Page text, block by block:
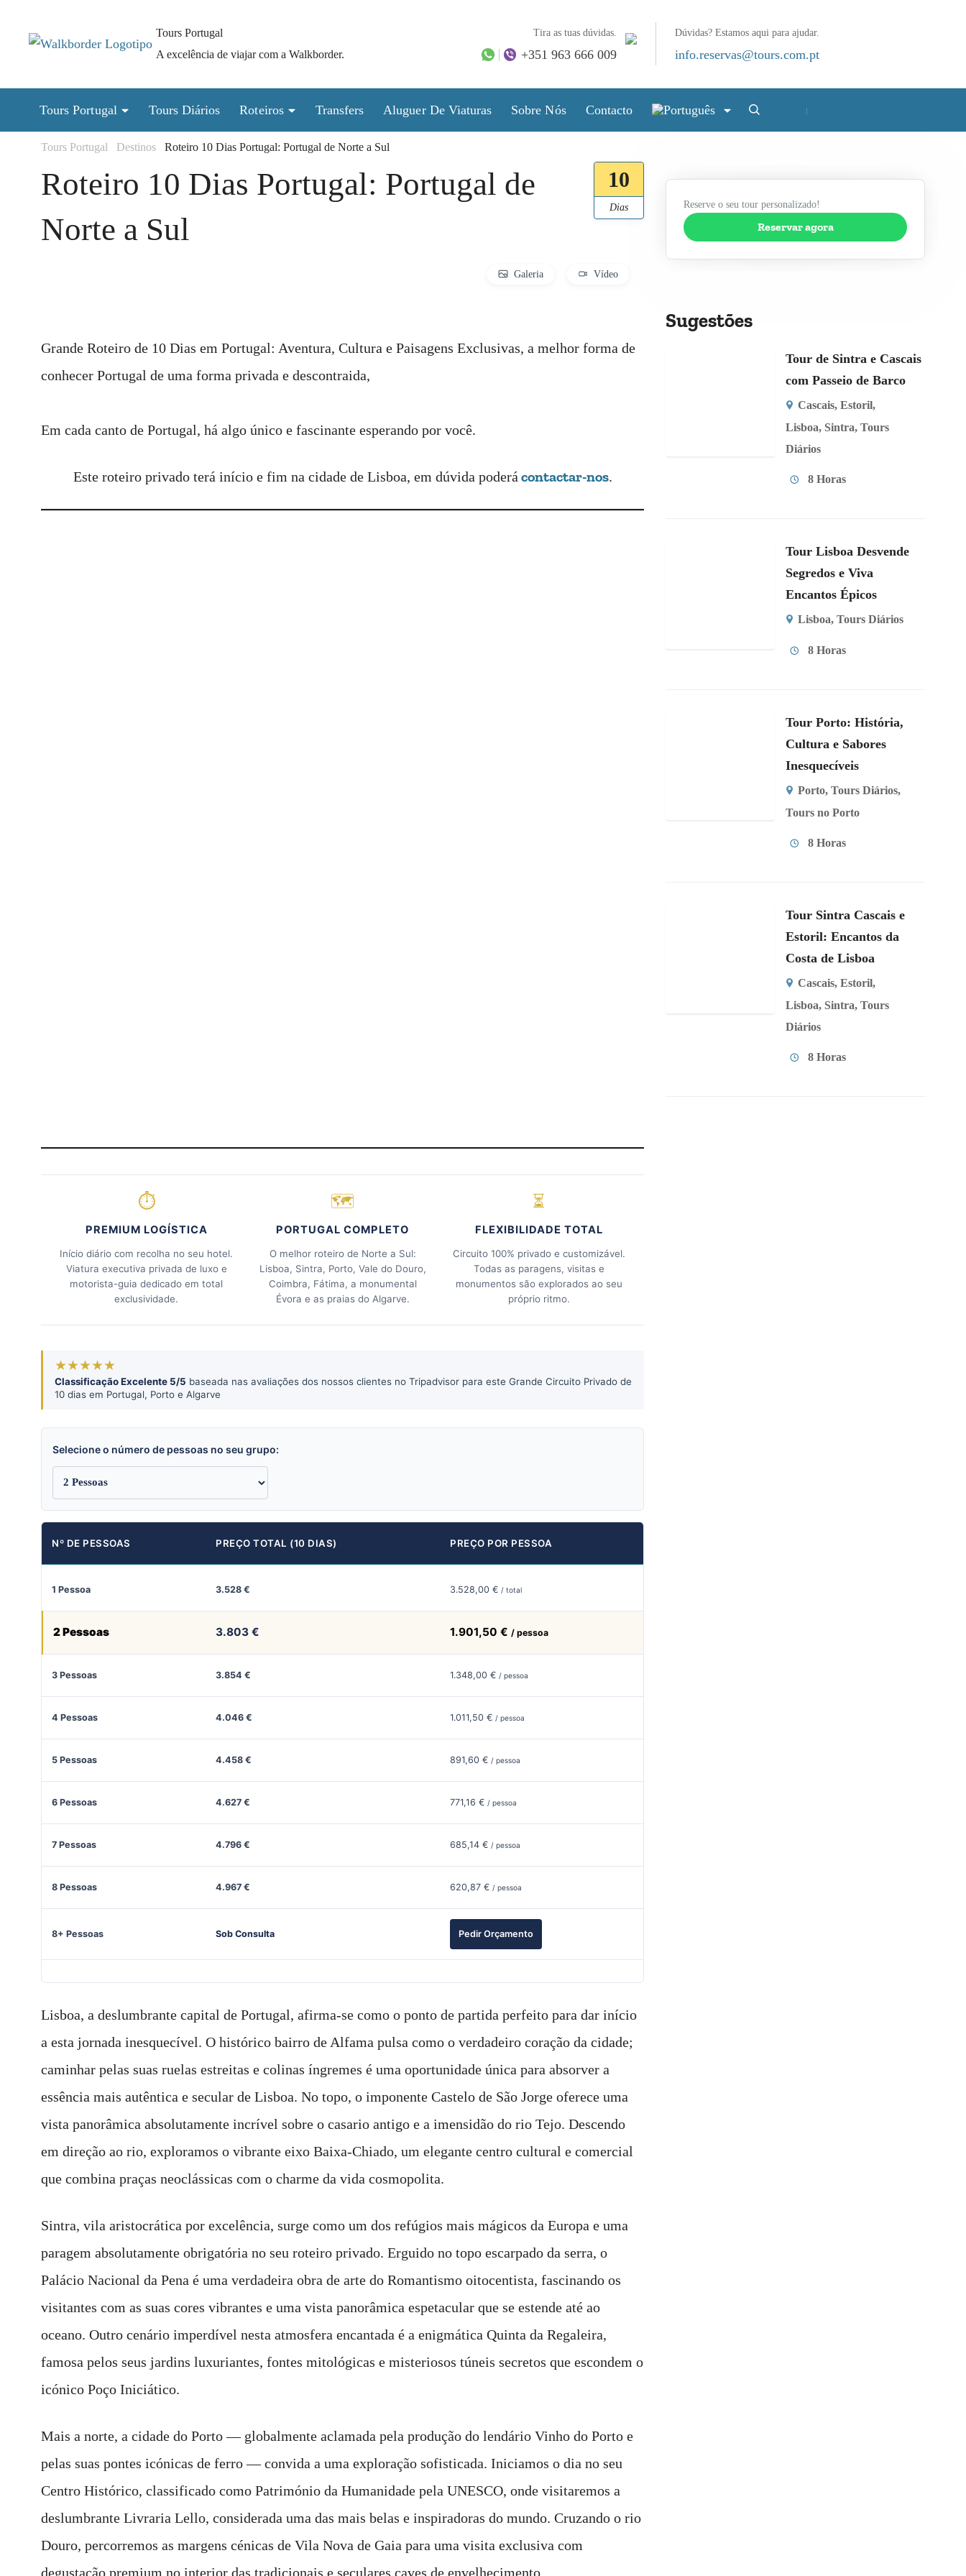
Tours Portugal
A excelência de viajar com a Walkborder.
Tira as tuas dúvidas.
+351 963 666 009
Dúvidas? Estamos aqui para ajudar.
info.reservas@tours.com.pt
Tours Portugal Tours Diários Roteiros Transfers Aluguer De Viaturas Sobre Nós Contacto
Tours Portugal Destinos Roteiro 10 Dias Portugal: Portugal de Norte a Sul
Roteiro 10 Dias Portugal: Portugal de
Norte a Sul
10
Dias
Galeria Vídeo
Grande Roteiro de 10 Dias em Portugal: Aventura, Cultura e Paisagens Exclusivas, a melhor forma de
conhecer Portugal de uma forma privada e descontraida,
Em cada canto de Portugal, há algo único e fascinante esperando por você.
Este roteiro privado terá início e fim na cidade de Lisboa, em dúvida poderá contactar-nos.
⏱
PREMIUM LOGÍSTICA
Início diário com recolha no seu hotel.
Viatura executiva privada de luxo e
motorista-guia dedicado em total
exclusividade.
🗺
PORTUGAL COMPLETO
O melhor roteiro de Norte a Sul:
Lisboa, Sintra, Porto, Vale do Douro,
Coimbra, Fátima, a monumental
Évora e as praias do Algarve.
⏳
FLEXIBILIDADE TOTAL
Circuito 100% privado e customizável.
Todas as paragens, visitas e
monumentos são explorados ao seu
próprio ritmo.
★★★★★
Classificação Excelente 5/5 baseada nas avaliações dos nossos clientes no Tripadvisor para este Grande Circuito Privado de
10 dias em Portugal, Porto e Algarve
Selecione o número de pessoas no seu grupo:
Nº DE PESSOAS PREÇO TOTAL (10 DIAS) PREÇO POR PESSOA
1 Pessoa 3.528 € 3.528,00 € / total
2 Pessoas 3.803 € 1.901,50 € / pessoa
3 Pessoas 3.854 € 1.348,00 € / pessoa
4 Pessoas 4.046 € 1.011,50 € / pessoa
5 Pessoas 4.458 € 891,60 € / pessoa
6 Pessoas 4.627 € 771,16 € / pessoa
7 Pessoas 4.796 € 685,14 € / pessoa
8 Pessoas 4.967 € 620,87 € / pessoa
8+ Pessoas Sob Consulta Pedir Orçamento
Lisboa, a deslumbrante capital de Portugal, afirma-se como o ponto de partida perfeito para dar início
a esta jornada inesquecível. O histórico bairro de Alfama pulsa como o verdadeiro coração da cidade;
caminhar pelas suas ruelas estreitas e colinas íngremes é uma oportunidade única para absorver a
essência mais autêntica e secular de Lisboa. No topo, o imponente Castelo de São Jorge oferece uma
vista panorâmica absolutamente incrível sobre o casario antigo e a imensidão do rio Tejo. Descendo
em direção ao rio, exploramos o vibrante eixo Baixa-Chiado, um elegante centro cultural e comercial
que combina praças neoclássicas com o charme da vida cosmopolita.
Sintra, vila aristocrática por excelência, surge como um dos refúgios mais mágicos da Europa e uma
paragem absolutamente obrigatória no seu roteiro privado. Erguido no topo escarpado da serra, o
Palácio Nacional da Pena é uma verdadeira obra de arte do Romantismo oitocentista, fascinando os
visitantes com as suas cores vibrantes e uma vista panorâmica espetacular que se estende até ao
oceano. Outro cenário imperdível nesta atmosfera encantada é a enigmática Quinta da Regaleira,
famosa pelos seus jardins luxuriantes, fontes mitológicas e misteriosos túneis secretos que escondem o
icónico Poço Iniciático.
Mais a norte, a cidade do Porto — globalmente aclamada pela produção do lendário Vinho do Porto e
pelas suas pontes icónicas de ferro — convida a uma exploração sofisticada. Iniciamos o dia no seu
Centro Histórico, classificado como Património da Humanidade pela UNESCO, onde visitaremos a
deslumbrante Livraria Lello, considerada uma das mais belas e inspiradoras do mundo. Cruzando o rio
Douro, percorremos as margens cénicas de Vila Nova de Gaia para uma visita exclusiva com
degustação premium no interior das tradicionais e seculares caves de envelhecimento.
Reserve o seu tour personalizado!
Reservar agora
Sugestões
Tour de Sintra e Cascais
com Passeio de Barco
Cascais,Estoril,
Lisboa, Sintra, Tours
Diários
8 Horas
Tour Lisboa Desvende
Segredos e Viva
Encantos Épicos
Lisboa,Tours Diários
8 Horas
Tour Porto: História,
Cultura e Sabores
Inesquecíveis
Porto,Tours Diários,
Tours no Porto
8 Horas
Tour Sintra Cascais e
Estoril: Encantos da
Costa de Lisboa
Cascais,Estoril,
Lisboa, Sintra, Tours
Diários
8 Horas